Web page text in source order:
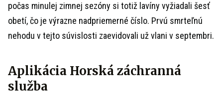
počas minulej zimnej sezóny si totiž lavíny vyžiadali šesť
obetí, čo je výrazne nadpriemerné číslo. Prvú smrteľnú
nehodu v tejto súvislosti zaevidovali už vlani v septembri.
Aplikácia Horská záchranná
služba